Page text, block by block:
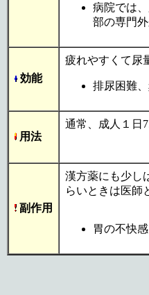
病院では
部の専門
効能
疲れやすくて尿
排尿困難
用法
通常、成人１日
副作用
漢方薬にも少し
らいときは医師
胃の不快